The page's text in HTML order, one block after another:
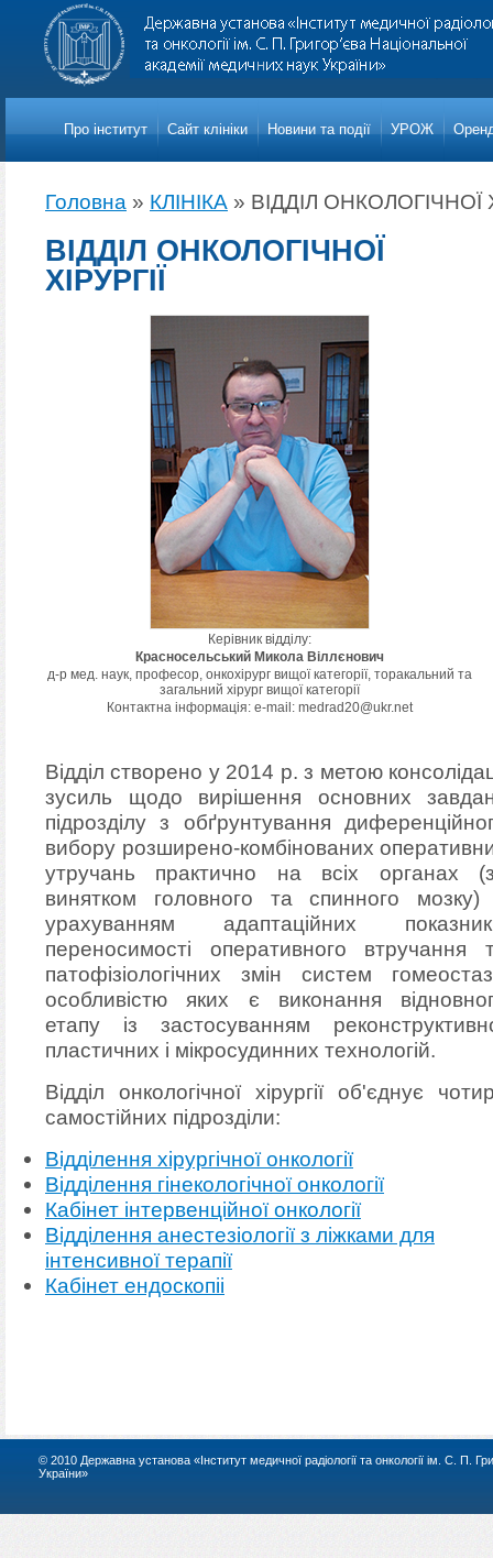
Про iнститут Сайт клініки Новини та події УРОЖ
Головна » КЛІНІКА » ВІДДІЛ ОНКОЛОГІЧНОЇ
ВІДДІЛ ОНКОЛОГІЧНОЇ
ХІРУРГІЇ
Керівник відділу:
Красносельський Микола Віллєнович
д-р мед. наук, професор, онкохірург вищої категорії, торакальний та
загальний хірург вищої категорії
Контактна інформація: e-mail: medrad20@ukr.net
Відділ створено у 2014 р. з метою
зусиль щодо вирішення основних
підрозділу з обґрунтування
вибору розширено-комбінованих
утручань практично на всіх органах
винятком головного та спинного мозку)
урахуванням адаптаційних
переносимості оперативного втручання
патофізіологічних змін систем
особливістю яких є виконання
етапу із застосуванням
пластичних і мікросудинних технологій.
Відділ онкологічної хірургії об'єднує
самостійних підрозділи:
Відділення хірургічної онкології
Відділення гінекологічної онкології
Кабінет інтервенційної онкології
Відділення анестезіології з ліжками для
інтенсивної терапії
Кабінет ендоскопіі
© 2010 Державна установа «Інститут медичної радіології та онкології ім. С. П.
України»